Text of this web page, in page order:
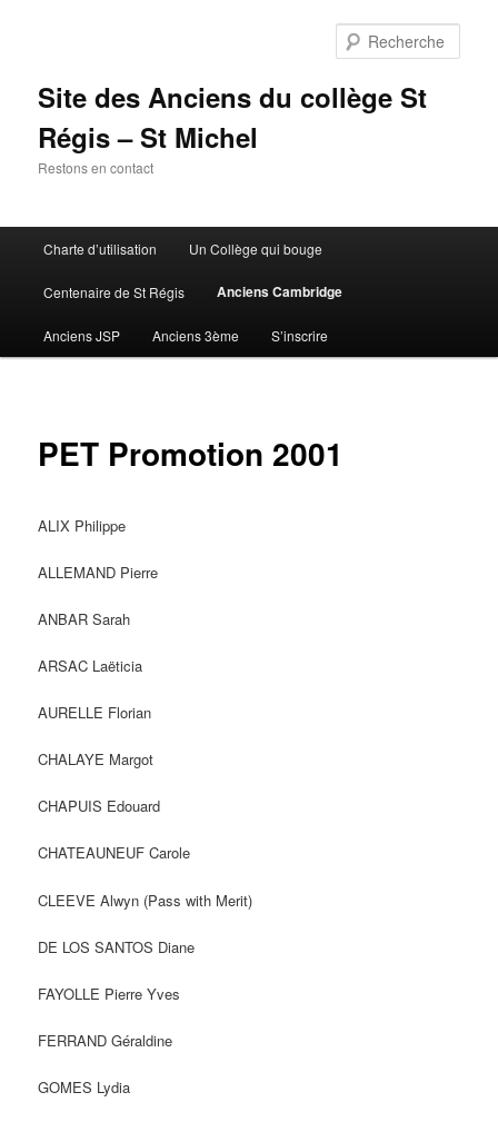
Site des Anciens du collège St
Régis – St Michel
Restons en contact
principal
Charte d’utilisation Un Collège qui bouge
Centenaire de St Régis Anciens Cambridge
Anciens JSP Anciens 3ème S’inscrire
PET Promotion 2001
ALIX Philippe
ALLEMAND Pierre
ANBAR Sarah
ARSAC Laëticia
AURELLE Florian
CHALAYE Margot
CHAPUIS Edouard
CHATEAUNEUF Carole
CLEEVE Alwyn (Pass with Merit)
DE LOS SANTOS Diane
FAYOLLE Pierre Yves
FERRAND Géraldine
GOMES Lydia